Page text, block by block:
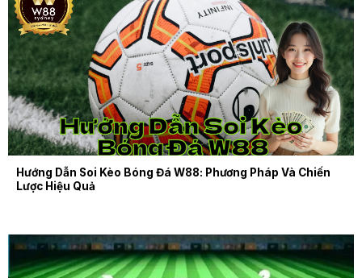
Hướng Dẫn Soi Kèo Bóng Đá W88: Phương Pháp Và Chiến
Lược Hiệu Quả